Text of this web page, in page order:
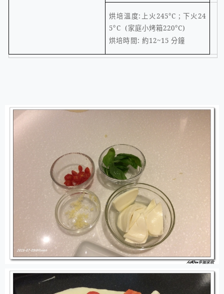
烘培溫度: 上火245°C ;下火24
5°C (家庭小烤箱220°C)
烘培時間: 約12~15分鐘